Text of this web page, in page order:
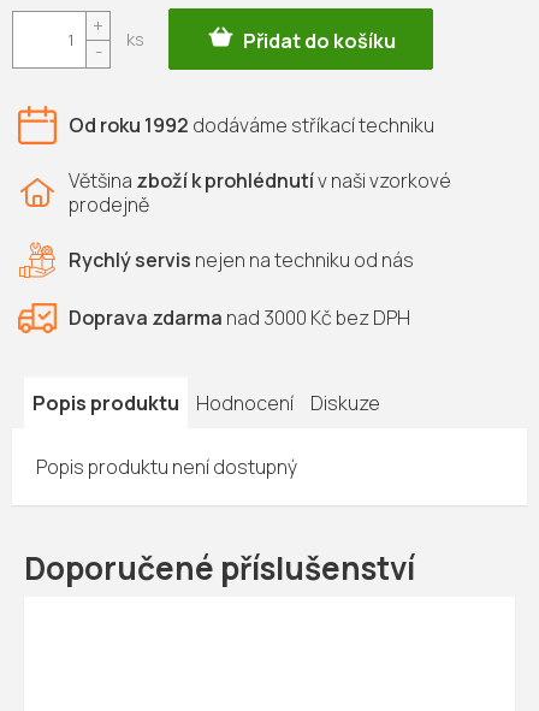
Měrná
Přidat do košíku
Doporučené příslušenství
Od roku 1992 dodáváme stříkací techniku
Většina zboží k prohlédnutív naši vzorkové
prodejně
Rychlý servis nejen natechniku od nás
Doprava zdarma nad 3000 Kč bez DPH
Popis produktu Hodnocení Diskuze
Popis produktu není dostupný